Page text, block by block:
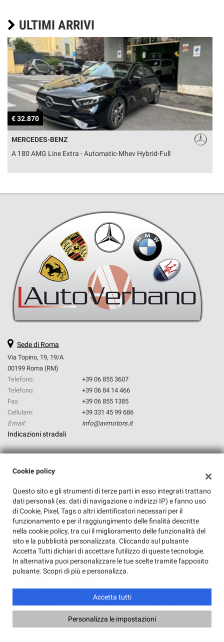
Chiama Contatta un consulente
ULTIMI ARRIVI
€ 32.870
MERCEDES-BENZ
A 180 AMG Line Extra - Automatic-Mhev Hybrid-Full
Sede di Roma
Via Topino, 19, 19/A
00199 Roma (RM)
Telefono:
+39 06 855 3607
Telefono:
+39 06 84 14 466
Fax:
+39 06 855 1385
Cellulare:
+39 331 45 99 686
Email:
info@avmotors.it
Indicazioni stradali
Dati fiscali:
Via Topino, 19, Roma (RM)
C.F/P.IVA:08844241003
Registro delle imprese:RM
Copyright © 2026 GestionaleAuto.com S.r.l., Tutti i diritti riservati -
Leggi l'informativa sulla privacy-Cookie Policy
GestionaleAuto.com
Cookie policy
Questo sito e gli strumenti di terze parti in esso integrati trattano
dati personali (es. dati di navigazione o indirizzi IP) e fanno uso
di Cookie, Pixel, Tags o altri identificatori necessari per il
funzionamento e per il raggiungimento delle finalità descritte
nella cookie policy, tra cui il miglioramento delle funzionalità del
sito e la pubblicità personalizzata. Cliccando sul pulsante
Accetta Tutti dichiari di accettare l'utilizzo di queste tecnologie.
In alternativa puoi personalizzare le tue scelte tramite l'apposito
pulsante. Scopri di più e personalizza.
Accetta tutti
Personalizza le impostazioni